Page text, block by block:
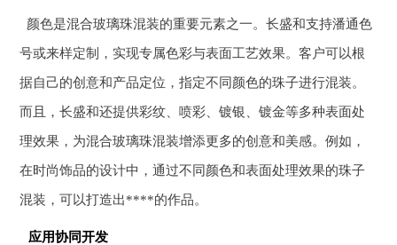
颜色是混合玻璃珠混装的重要元素之一。长盛和支持潘通色
号或来样定制，实现专属色彩与表面工艺效果。客户可以根
据自己的创意和产品定位，指定不同颜色的珠子进行混装。
而且，长盛和还提供彩纹、喷彩、镀银、镀金等多种表面处
理效果，为混合玻璃珠混装增添更多的创意和美感。例如，
在时尚饰品的设计中，通过不同颜色和表面处理效果的珠子
混装，可以打造出****的作品。
应用协同开发